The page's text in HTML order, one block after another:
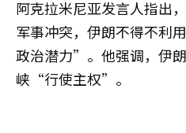
阿克拉米尼亚发言人指出
军事冲突，伊朗不得不利
政治潜力”。他强调，伊
峡“行使主权”。